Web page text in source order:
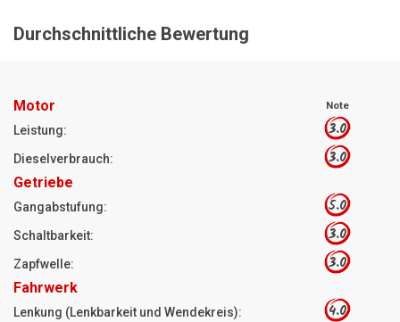
Durchschnittliche Bewertung
Motor Note
Leistung: 3.0
Dieselverbrauch: 3.0
Getriebe
Gangabstufung: 5.0
Schaltbarkeit: 3.0
Zapfwelle: 3.0
Fahrwerk
Lenkung (Lenkbarkeit und Wendekreis): 4.0